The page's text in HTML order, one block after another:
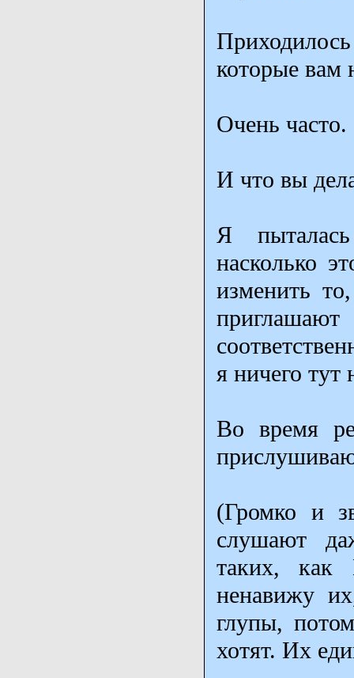
которые вам
Очень часто.
И что вы
Я
насколько
изменить
я ничего тут
Во время
(Громко и
слушают
таких,
ненавижу
глупы,
хотят. Их